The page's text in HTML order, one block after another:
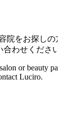
院をお探しの
わせください
or beauty
Luciro.